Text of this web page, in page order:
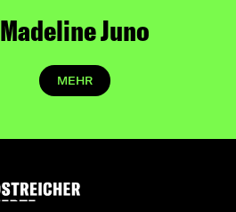
Madeline Juno
MEHR